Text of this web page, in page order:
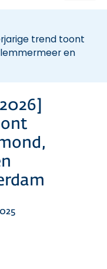
trend toont
en